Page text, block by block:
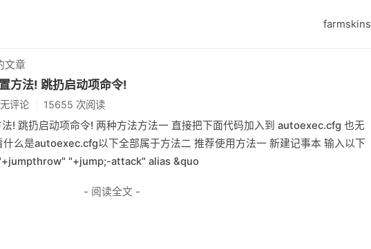
farmskins
文章
方法! 跳扔启动项命令!
评论 15655 次阅读
! 跳扔启动项命令! 两种方法方法一 直接把下面代码加入到 autoexec.cfg 也无
么是autoexec.cfg以下全部属于方法二 推荐使用方法一 新建记事本 输入以下
"+jump;-attack" alias &quo
- 阅读全文 -